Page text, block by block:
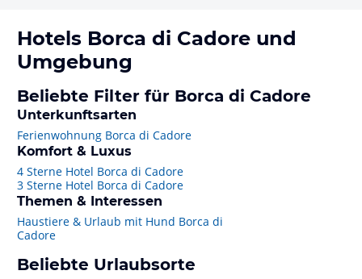
Hotels Borca di Cadore und
Umgebung
Beliebte Filter für Borca di Cadore
Unterkunftsarten
Ferienwohnung Borca di Cadore
Komfort & Luxus
4 Sterne Hotel Borca di Cadore
3 Sterne Hotel Borca di Cadore
Themen & Interessen
Haustiere & Urlaub mit Hund Borca di
Cadore
Beliebte Urlaubsorte